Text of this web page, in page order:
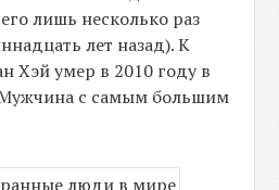
лишь несколько раз
лет назад). К
Хэй умер в 2010 году в
Мужчина с самым большим